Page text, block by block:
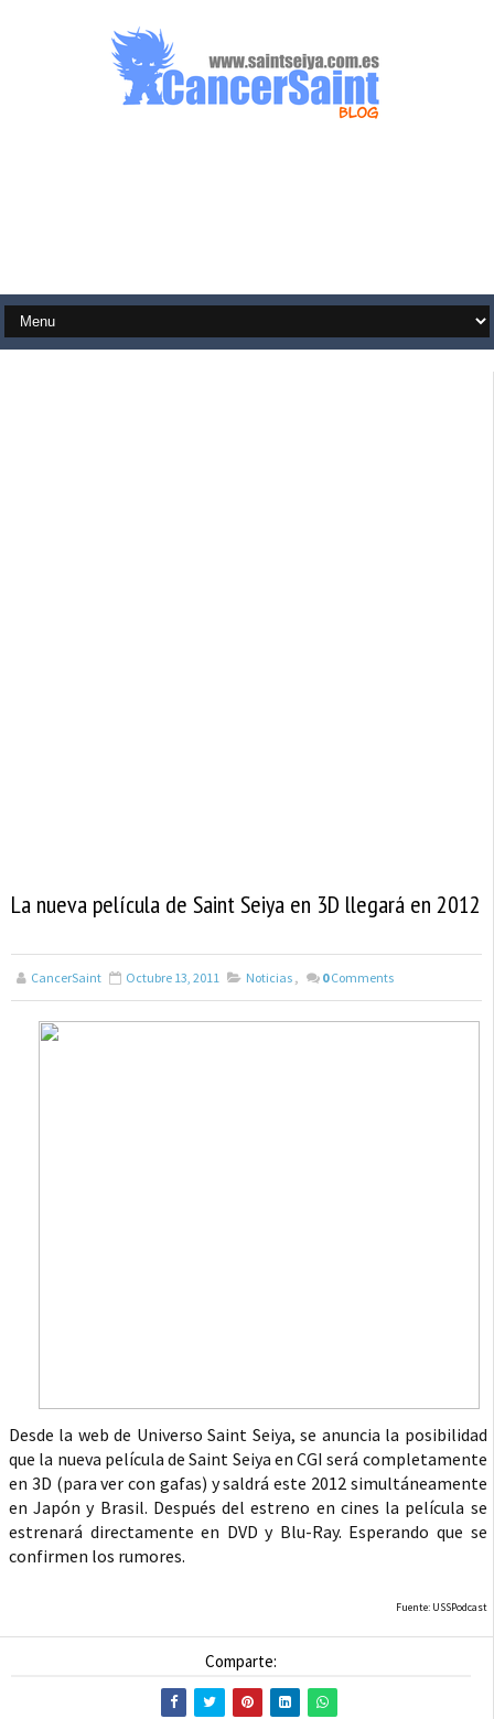
La nueva película de Saint Seiya en 3D llegará en 2012
CancerSaint Octubre 13, 2011 Noticias , 0 Comments
Desde la web de Universo Saint Seiya, se anuncia la posibilidad
que la nueva película de Saint Seiya en CGI será completamente
en 3D (para ver con gafas) y saldrá este 2012 simultáneamente
en Japón y Brasil. Después del estreno en cines la película se
estrenará directamente en DVD y Blu-Ray. Esperando que se
confirmen los rumores.
Fuente: USSPodcast
Comparte: